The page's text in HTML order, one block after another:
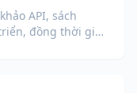
API, sách
đồng thời giữ